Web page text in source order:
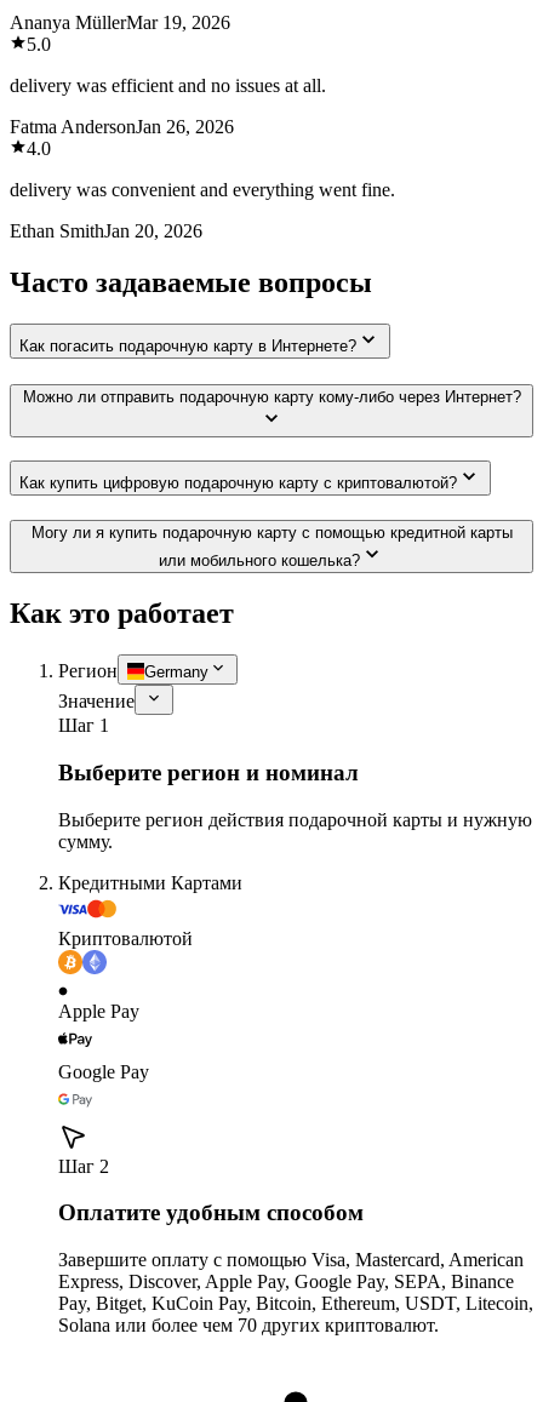
Ananya MüllerMar 19, 2026
5.0
delivery was efficient and no issues at all.
Fatma AndersonJan 26, 2026
4.0
delivery was convenient and everything went fine.
Ethan SmithJan 20, 2026
Часто задаваемые вопросы
Как погасить подарочную карту в Интернете?
Можно ли отправить подарочную карту кому-либо через Интернет?
Как купить цифровую подарочную карту с криптовалютой?
Могу ли я купить подарочную карту с помощью кредитной карты
или мобильного кошелька?
Как это работает
Регион Germany
Значение
Шаг 1
Выберите регион и номинал
Выберите регион действия подарочной карты и нужную
сумму.
Кредитными Картами
Криптовалютой
Apple Pay
Google Pay
Шаг 2
Оплатите удобным способом
Завершите оплату с помощью Visa, Mastercard, American
Express, Discover, Apple Pay, Google Pay, SEPA, Binance
Pay, Bitget, KuCoin Pay, Bitcoin, Ethereum, USDT, Litecoin,
Solana или более чем 70 других криптовалют.